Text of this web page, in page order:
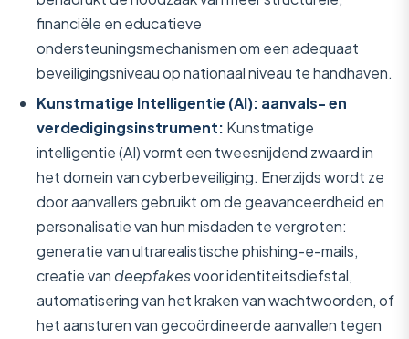
financiële en educatieve
ondersteuningsmechanismen om een adequaat
beveiligingsniveau op nationaal niveau te handhaven.
Kunstmatige Intelligentie (AI): aanvals- en
verdedigingsinstrument: Kunstmatige
intelligentie (AI) vormt een tweesnijdend zwaard in
het domein van cyberbeveiliging. Enerzijds wordt ze
door aanvallers gebruikt om de geavanceerdheid en
personalisatie van hun misdaden te vergroten:
generatie van ultrarealistische phishing-e-mails,
creatie van deepfakesvoor identiteitsdiefstal,
automatisering van het kraken van wachtwoorden, of
het aansturen van gecoördineerde aanvallen tegen